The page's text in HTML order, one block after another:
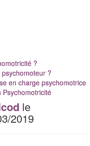
?
psychomoteur ?
en charge psychomotrice
Psychomotricité
?
psychomoteur ?
en charge psychomotrice
Psychomotricité
le
2019